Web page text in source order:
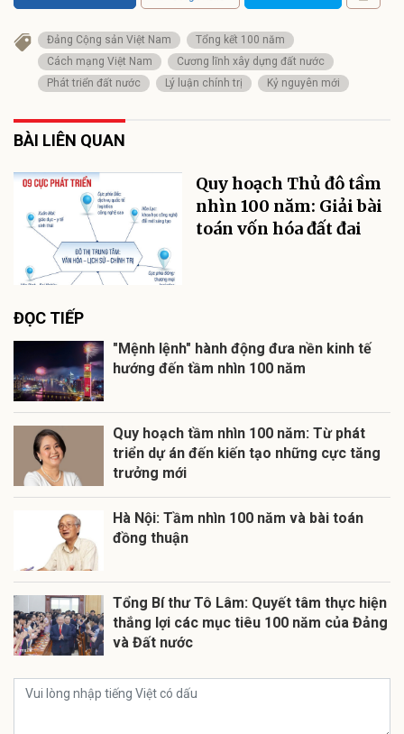
Đảng Cộng sản Việt Nam
Tổng kết 100 năm
Cách mạng Việt Nam
Cương lĩnh xây dựng đất nước
Phát triển đất nước
Lý luận chính trị Kỷ nguyên mới
BÀI LIÊN QUAN
Quy hoạch Thủ đô tầm
nhìn 100 năm: Giải bài
toán vốn hóa đất đai
ĐỌC TIẾP
"Mệnh lệnh" hành động đưa nền kinh tế
hướng đến tầm nhìn 100 năm
Quy hoạch tầm nhìn 100 năm: Từ phát
triển dự án đến kiến tạo những cực tăng
trưởng mới
Hà Nội: Tầm nhìn 100 năm và bài toán
đồng thuận
Tổng Bí thư Tô Lâm: Quyết tâm thực hiện
thắng lợi các mục tiêu 100 năm của Đảng
và Đất nước